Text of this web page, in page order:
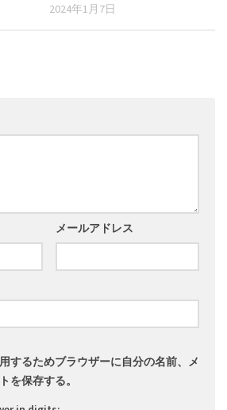
2024年1月7日
メールアドレス
するためブラウザーに自分の名前、メ
を保存する。